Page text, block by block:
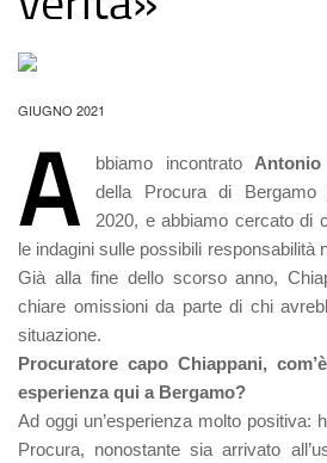
GIUGNO 2021
A bbiamo incontrato
della Procura di Bergamo
2020, e abbiamo cercato di
le indagini sulle possibili responsabilità
Già alla fine dello scorso anno,
chiare omissioni da parte di chi
situazione.
Procuratore capo Chiappani,
esperienza qui a Bergamo?
Ad oggi un’esperienza molto positiva:
Procura, nonostante sia arrivato